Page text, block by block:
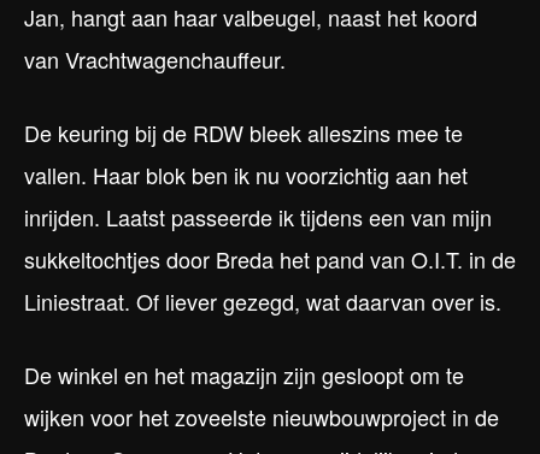
Jan, hangt aan haar valbeugel, naast het koord
van Vrachtwagenchauffeur.
De keuring bij de RDW bleek alleszins mee te
vallen. Haar blok ben ik nu voorzichtig aan het
inrijden. Laatst passeerde ik tijdens een van mijn
sukkeltochtjes door Breda het pand van O.I.T. in de
Liniestraat. Of liever gezegd, wat daarvan over is.
De winkel en het magazijn zijn gesloopt om te
wijken voor het zoveelste nieuwbouwproject in de